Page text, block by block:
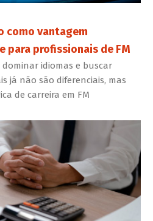
como vantagem
para profissionais de FM
idiomas e buscar
já não são diferenciais, mas
de carreira em FM